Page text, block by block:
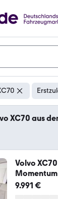
XC70 aus
Volvo
9.991 €